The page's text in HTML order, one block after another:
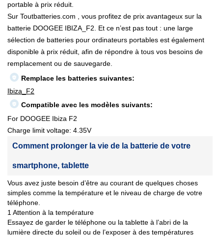
portable à prix réduit.
Sur Toutbatteries.com , vous profitez de prix avantageux sur la
batterie DOOGEE IBIZA_F2. Et ce n’est pas tout : une large
sélection de batteries pour ordinateurs portables est également
disponible à prix réduit, afin de répondre à tous vos besoins de
remplacement ou de sauvegarde.
Remplace les batteries suivantes:
Ibiza_F2
Compatible avec les modèles suivants:
For DOOGEE Ibiza F2
Charge limit voltage: 4.35V
Comment prolonger la vie de la batterie de votre
smartphone, tablette
Vous avez juste besoin d’être au courant de quelques choses
simples comme la température et le niveau de charge de votre
téléphone.
1 Attention à la température
Essayez de garder le téléphone ou la tablette à l’abri de la
lumière directe du soleil ou de l’exposer à des températures